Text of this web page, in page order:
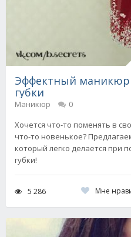
Эффектный
губки
Маникюр
0
Хочется что-то поменять в
что-то новенькое?
который легко делается при
губки!
5 286 Мне